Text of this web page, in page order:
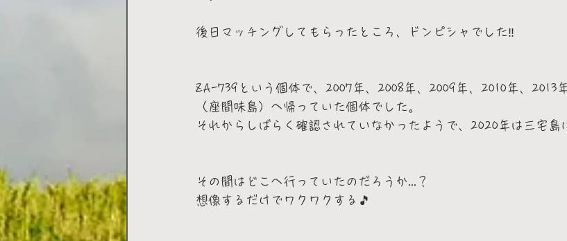
後日マッチングしてもらったところ、ドンピシャでした‼️
ZA-739という個体で、2007年、2008年、2009年、2010年、2013
（座間味島）へ帰っていた個体でした。
それからしばらく確認されていなかったようで、2020年は三宅島
その間はどこへ行っていたのだろうか...？
想像するだけでワクワクする🎵